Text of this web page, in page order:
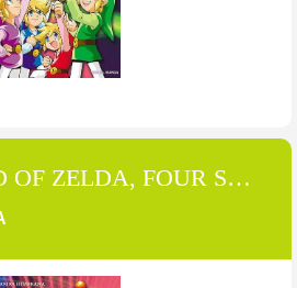
FOUR SWORDS ADVENTURES [1]